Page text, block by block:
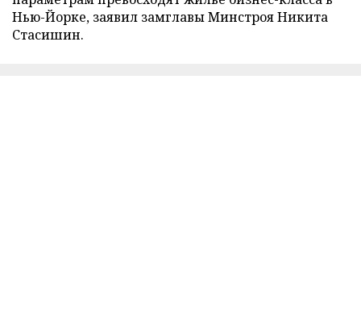
Нью-Йорке, заявил замглавы Минстроя Никита
Стасишин.